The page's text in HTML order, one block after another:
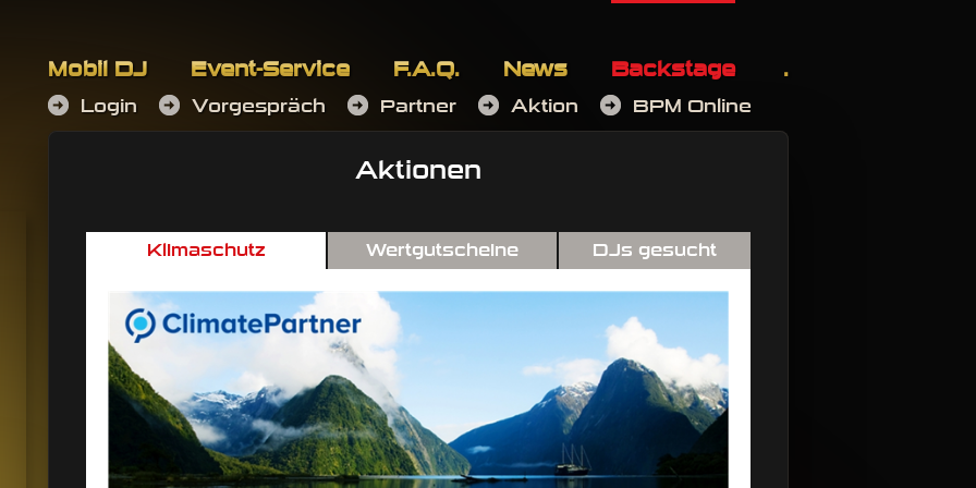
Mobil DJ Event-Service F.A.Q. News Backstage
Login Vorgespräch Partner Aktion BPM Online
.
Aktionen
Klimaschutz Wertgutscheine DJs gesucht